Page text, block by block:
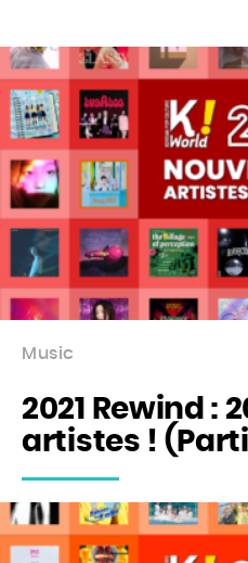
Music
2021 Rewind :
artistes !